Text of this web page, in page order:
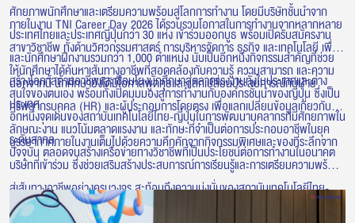
ศักยภาพนักศึกษาและเตรียมความพร้อมสู่โลกการทำงาน โดยมีบริษัทชั้นนำจาก
ประเทศไทยและประเทศญี่ปุ่นกว่า 30 แห่ง เข้าร่วมออกบูธ พร้อมเปิดรับสมัครงาน
และนักศึกษาฝึกงานรวมกว่า 1,000 ตำแหน่ง นับเป็นอีกหนึ่งกิจกรรมสำคัญที่ช่วย
สร้างโอกาสด้านอาชีพและเชื่อมโยงนักศึกษาสู่ตลาดแรงงานทั้งในประเทศและต่าง
ประเทศ
ภายในงาน TNI Career Day 2026 ได้รวบรวมโอกาสในการทำงานจากหลากหลาย
สาขาวิชาชีพ ทั้งด้านวิศวกรรมศาสตร์ การบริหารจัดการ ธุรกิจ และเทคโนโลยี เพื่อ
ให้นักศึกษาได้ค้นหาเส้นทางอาชีพที่สอดคล้องกับความรู้ ความสามารถ และความ
สนใจของตนเอง พร้อมทั้งเปิดมุมมองสู่การทำงานกับองค์กรชั้นนำของญี่ปุ่น ซึ่งเป็น
อีกหนึ่งจุดเด่นของสถาบันเทคโนโลยีไทย-ญี่ปุ่นในการพัฒนาบุคลากรที่มีศักยภาพใน
ระดับสากล
นอกจากนี้ นักศึกษายังได้มีโอกาสพูดคุยและแลกเปลี่ยนประสบการณ์กับฝ่าย
ทรัพยากรบุคคล (HR) และผู้ประกอบการโดยตรง เพื่อแลกเปลี่ยนข้อมูลเกี่ยวกับ
ลักษณะงาน แนวโน้มตลาดแรงงาน และทักษะที่จำเป็นต่อการประกอบอาชีพในยุค
ปัจจุบัน ตลอดจนสร้างเครือข่ายทางวิชาชีพที่เป็นประโยชน์ต่อการทำงานในอนาคต
บรรยากาศภายในงานเต็มไปด้วยความคึกคักจากกิจกรรมพิเศษและของที่ระลึกจาก
บริษัทที่เข้าร่วม ซึ่งช่วยเสริมสร้างประสบการณ์การเรียนรู้และการเตรียมความพร้อม
สู่เส้นทางอาชีพอย่างครบวงจร สะท้อนถึงความมุ่งมั่นของสถาบันเทคโนโลยีไทย-
ญี่ปุ่นในการเชื่อมโยงภาคการศึกษาเข้ากับภาคอุตสาหกรรม เพื่อผลิตบัณฑิตที่มี